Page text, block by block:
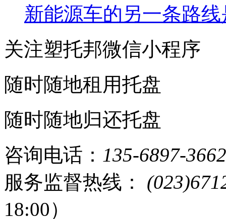
新能源车的另一条路
关注塑托邦微信小程序
随时随地租用托盘
随时随地归还托盘
咨询电话： 135-6897-3662
服务监督热线：
18:00）